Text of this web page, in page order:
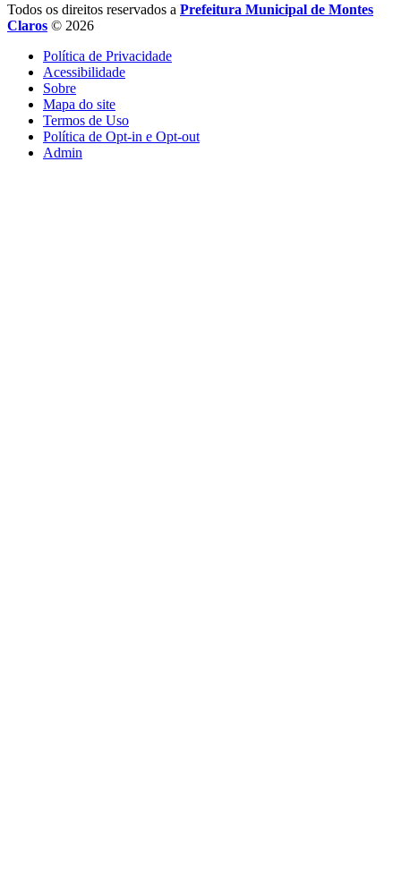
Todos os direitos reservados a Prefeitura Municipal de Montes
Claros © 2026
Política de Privacidade
Acessibilidade
Sobre
Mapa do site
Termos de Uso
Política de Opt-in e Opt-out
Admin